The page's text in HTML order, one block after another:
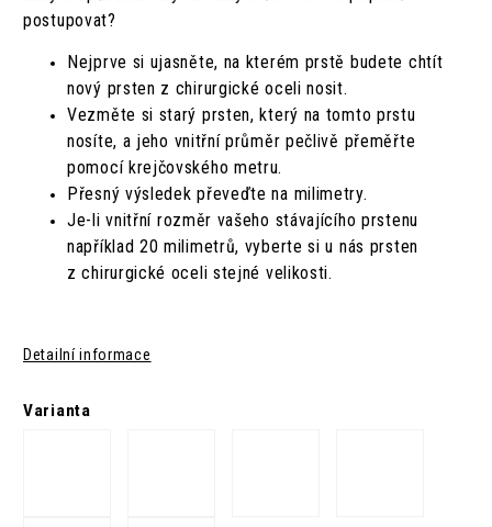
postupovat?
Nejprve si ujasněte, na kterém prstě budete chtít
nový prsten z chirurgické oceli nosit.
Vezměte si starý prsten, který na tomto prstu
nosíte, a jeho vnitřní průměr pečlivě přeměřte
pomocí krejčovského metru.
Přesný výsledek převeďte na milimetry.
Je-li vnitřní rozměr vašeho stávajícího prstenu
například 20 milimetrů, vyberte si u nás prsten
z chirurgické oceli stejné velikosti.
Detailní informace
Varianta